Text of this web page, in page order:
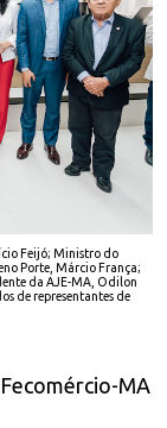
Feijó; Ministro do
Porte, Márcio França;
da AJE-MA, Odilon
de representantes de
MA